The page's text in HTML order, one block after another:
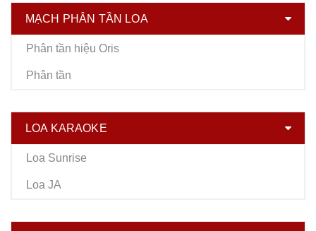
MẠCH PHÂN TẦN LOA
Phân tần hiệu Oris
Phân tần
LOA KARAOKE
Loa Sunrise
Loa JA